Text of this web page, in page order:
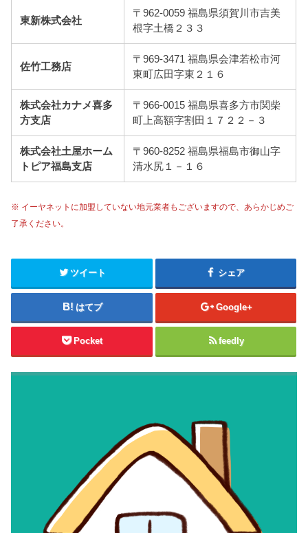
東新株式会社
〒962-0059 福島県須賀川市吉美
根字土橋２３３
佐竹工務店
〒969-3471 福島県会津若松市河
東町広田字東２１６
株式会社カナメ喜多
方支店
〒966-0015 福島県喜多方市関柴
町上高額字割田１７２２－３
株式会社土屋ホーム
トピア福島支店
〒960-8252 福島県福島市御山字
清水尻１－１６
※ イーヤネットに加盟していない地元業者もございますので、あらかじめご
了承ください。
ツイート シェア
はてブ Google+
Pocket feedly